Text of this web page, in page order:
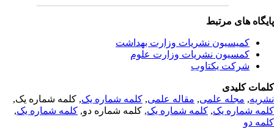
های مرتبط
کمیسیون نشریات وزارت بهداشت
کمسیون نشریات وزارت علوم
شرکت یکتاوب
کلیدی
,مجله علمی, مقاله علمی, کلمه شماره یک, کلمه شماره یک,
شماره یک,کلمه شماره یک, کلمه شماره دو,کلمه شماره یک,
دو